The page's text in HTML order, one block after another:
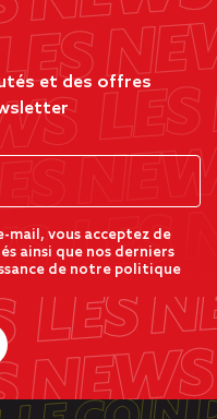
et des offres
mail, vous acceptez de
ainsi que nos derniers
de notre politique